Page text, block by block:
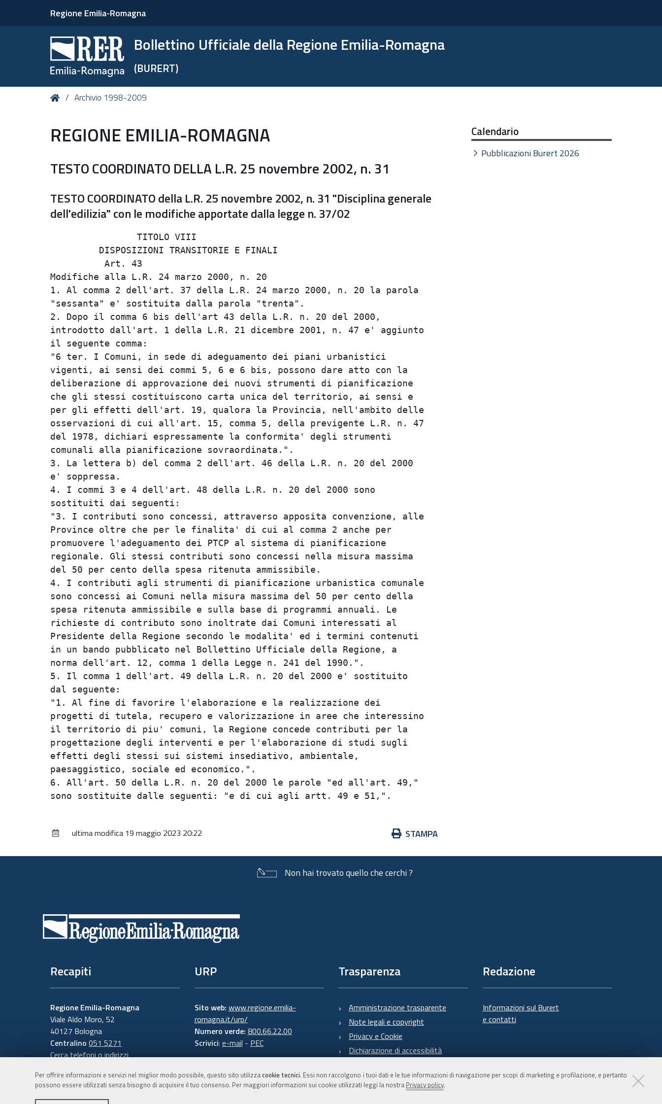
Per offrire informazioni e servizi nel miglior modo possibile, questo sito utilizzacookie tecnici. Essi non raccolgono i tuoi dati e le tue informazioni di navigazione per scopi di marketing e profilazione, e pertanto
possono essere utilizzati senza bisogno di acquisire il tuo consenso. Per maggiori informazioni sui cookie utilizzati leggi la nostra Privacy policy.
Regione Emilia-Romagna
Bollettino Ufficiale della Regione Emilia-Romagna
(BURERT)
Tu HomeArchivio 1998-2009
REGIONE EMILIA-ROMAGNA
TESTO COORDINATO DELLA L.R. 25 novembre 2002, n. 31
TESTO COORDINATO della L.R. 25 novembre 2002, n. 31 "Disciplina generale
dell'edilizia" con le modifiche apportate dalla legge n. 37/02
                TITOLO VIII
         DISPOSIZIONI TRANSITORIE E FINALI
          Art. 43
Modifiche alla L.R. 24 marzo 2000, n. 20
1. Al comma 2 dell'art. 37 della L.R. 24 marzo 2000, n. 20 la parola
"sessanta" e' sostituita dalla parola "trenta".
2. Dopo il comma 6 bis dell'art 43 della L.R. n. 20 del 2000,
introdotto dall'art. 1 della L.R. 21 dicembre 2001, n. 47 e' aggiunto
il seguente comma:
"6 ter. I Comuni, in sede di adeguamento dei piani urbanistici
vigenti, ai sensi dei commi 5, 6 e 6 bis, possono dare atto con la
deliberazione di approvazione dei nuovi strumenti di pianificazione
che gli stessi costituiscono carta unica del territorio, ai sensi e
per gli effetti dell'art. 19, qualora la Provincia, nell'ambito delle
osservazioni di cui all'art. 15, comma 5, della previgente L.R. n. 47
del 1978, dichiari espressamente la conformita' degli strumenti
comunali alla pianificazione sovraordinata.".
3. La lettera b) del comma 2 dell'art. 46 della L.R. n. 20 del 2000
e' soppressa.
4. I commi 3 e 4 dell'art. 48 della L.R. n. 20 del 2000 sono
sostituiti dai seguenti:
"3. I contributi sono concessi, attraverso apposita convenzione, alle
Province oltre che per le finalita' di cui al comma 2 anche per
promuovere l'adeguamento dei PTCP al sistema di pianificazione
regionale. Gli stessi contributi sono concessi nella misura massima
del 50 per cento della spesa ritenuta ammissibile.
4. I contributi agli strumenti di pianificazione urbanistica comunale
sono concessi ai Comuni nella misura massima del 50 per cento della
spesa ritenuta ammissibile e sulla base di programmi annuali. Le
richieste di contributo sono inoltrate dai Comuni interessati al
Presidente della Regione secondo le modalita' ed i termini contenuti
in un bando pubblicato nel Bollettino Ufficiale della Regione, a
norma dell'art. 12, comma 1 della Legge n. 241 del 1990.".
5. Il comma 1 dell'art. 49 della L.R. n. 20 del 2000 e' sostituito
dal seguente:
"1. Al fine di favorire l'elaborazione e la realizzazione dei
progetti di tutela, recupero e valorizzazione in aree che interessino
il territorio di piu' comuni, la Regione concede contributi per la
progettazione degli interventi e per l'elaborazione di studi sugli
effetti degli stessi sui sistemi insediativo, ambientale,
paesaggistico, sociale ed economico.".
6. All'art. 50 della L.R. n. 20 del 2000 le parole "ed all'art. 49,"
Azioni
documento
STAMPA
ultima modifica 19 maggio 2023 20:22
Calendario
Pubblicazioni Burert 2026
Non hai trovato quello che cerchi ?
Recapiti
Regione Emilia-Romagna
Viale Aldo Moro, 52
40127 Bologna
Centralino 051 5271
Cerca telefoni o indirizzi
URP
Sito web: www.regione.emilia-
romagna.it/urp/
Numero verde: 800.66.22.00
Scrivici: e-mail - PEC
Trasparenza
Amministrazione trasparente
Note legali e copyright
Privacy e Cookie
Dichiarazione di accessibilità
Redazione
Informazioni sul Burert
e contatti